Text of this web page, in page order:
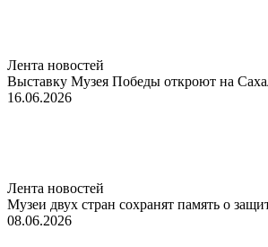
Лента новостей
Выставку Музея Победы откроют на
16.06.2026
Лента новостей
Музеи двух стран сохранят память о
08.06.2026